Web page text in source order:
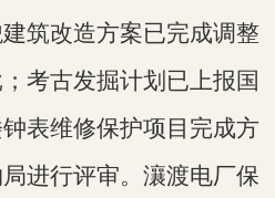
筑改造方案已完成调整
考古发掘计划已上报国
表维修保护项目完成方
进行评审。瀼渡电厂保